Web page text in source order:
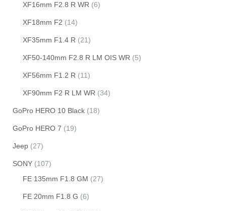
XF16mm F2.8 R WR (6)
XF18mm F2 (14)
XF35mm F1.4 R (21)
XF50-140mm F2.8 R LM OIS WR (5)
XF56mm F1.2 R (11)
XF90mm F2 R LM WR (34)
GoPro HERO 10 Black (18)
GoPro HERO 7 (19)
Jeep (27)
SONY (107)
FE 135mm F1.8 GM (27)
FE 20mm F1.8 G (6)